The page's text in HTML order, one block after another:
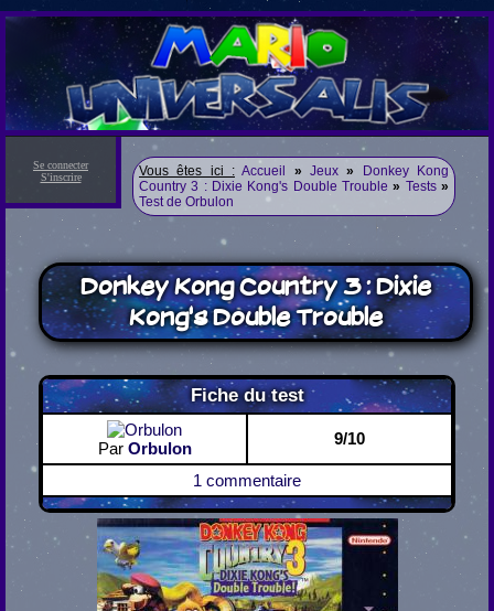
Se connecter
S'inscrire
Vous êtes ici : Accueil » Jeux »
Donkey Kong
Country 3 : Dixie Kong's Double Trouble » Tests »
Test de Orbulon
Donkey Kong Country 3 : Dixie
Kong's Double Trouble
Fiche du test
Par Orbulon
9/10
1 commentaire